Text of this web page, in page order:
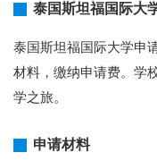
泰国斯坦福国际大
泰国斯坦福国际大学申
材料，缴纳申请费。学
学之旅。
申请材料